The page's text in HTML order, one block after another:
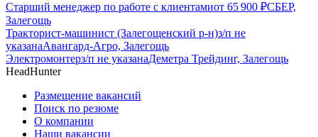
Старший менеджер по работе с клиентамиот 65 900 ₽СБЕР,
Залегощь
Тракторист-машинист (Залегощенский р-н)з/п не
указанаАвангард-Агро, Залегощь
Электромонтерз/п не указанаДеметра Трейдинг, Залегощь
HeadHunter
Размещение вакансий
Поиск по резюме
О компании
Наши вакансии